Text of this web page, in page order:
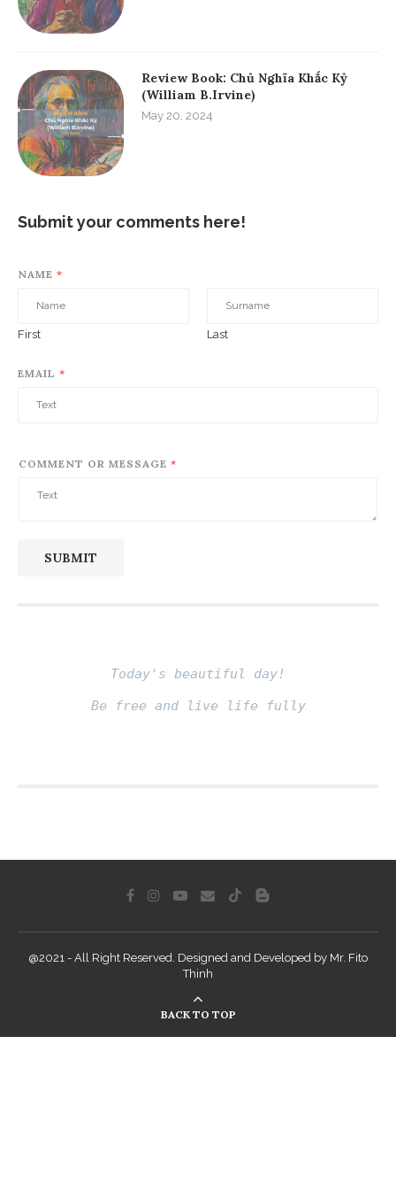
Review Book: Chủ Nghĩa Khắc Kỷ
(William B.Irvine)
May 20, 2024
Submit your comments here!
NAME *
First Last
EMAIL *
COMMENT OR MESSAGE *
SUBMIT
Today's beautiful day!
Be free and live life fully
@2021 - All Right Reserved. Designed and Developed by Mr. Fito
Thinh
BACK TO TOP